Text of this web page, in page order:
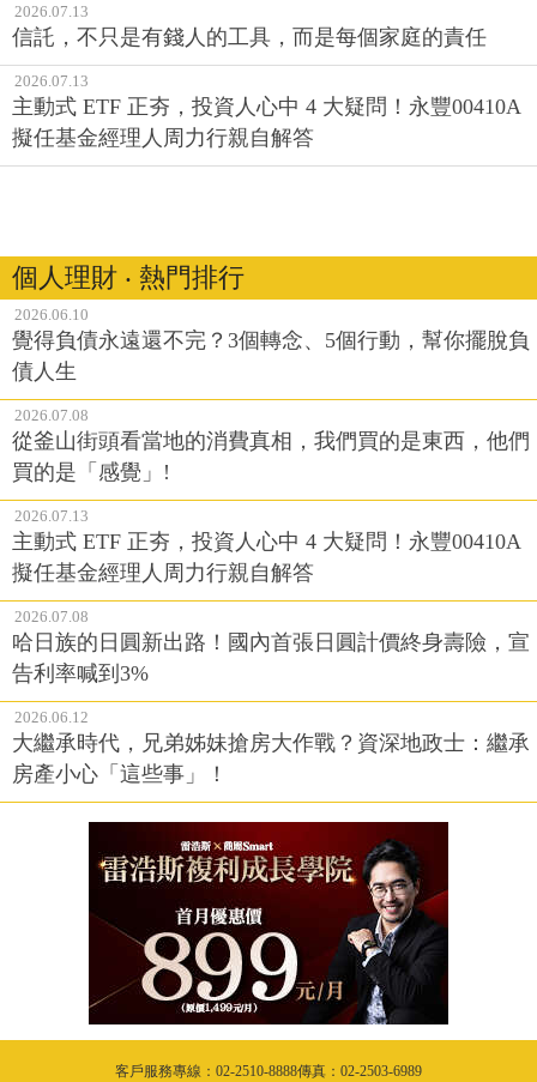
2026.07.13
信託，不只是有錢人的工具，而是每個家庭的責任
2026.07.13
主動式 ETF 正夯，投資人心中 4 大疑問！永豐00410A
擬任基金經理人周力行親自解答
個人理財 ‧ 熱門排行
2026.06.10
覺得負債永遠還不完？3個轉念、5個行動，幫你擺脫負
債人生
2026.07.08
從釜山街頭看當地的消費真相，我們買的是東西，他們
買的是「感覺」!
2026.07.13
主動式 ETF 正夯，投資人心中 4 大疑問！永豐00410A
擬任基金經理人周力行親自解答
2026.07.08
哈日族的日圓新出路！國內首張日圓計價終身壽險，宣
告利率喊到3%
2026.06.12
大繼承時代，兄弟姊妹搶房大作戰？資深地政士：繼承
房產小心「這些事」！
客戶服務專線：02-2510-8888傳真：02-2503-6989